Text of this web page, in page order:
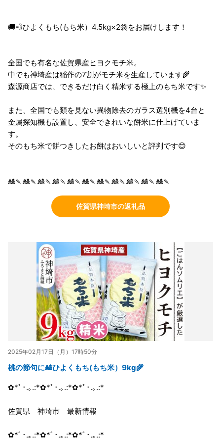
🚚💨ひよくもち(もち米）4.5kg×2袋をお届けします！
全国でも有名な佐賀県産ヒヨクモチ米。
中でも神埼産は稲作の7割がモチ米を生産しています🌾
森源商店では、できるだけ白く精米する極上のもち米です✨
また、全国でも類を見ない異物除去のガラス選別機を4台と
金属探知機も設置し、安全できれいな餅米に仕上げていま
す。
そのもち米で餅つきしたお餅はおいしいと評判です😊
🎎🍡🎎🍡🎎🍡🎎🍡🎎🍡🎎🍡🎎🍡🎎🍡🎎🍡🎎🍡🎎🍡
佐賀県神埼市の返礼品
2025年02月17日（月）17時50分
桃の節句に🎎ひよくもち(もち米）9kg🌾
✿*ﾟ･.｡.:*✿*ﾟ･.｡.:*✿*ﾟ･.｡.:*
佐賀県 神埼市 最新情報
✿*ﾟ･.｡.:*✿*ﾟ･.｡.:*✿*ﾟ･.｡.:*